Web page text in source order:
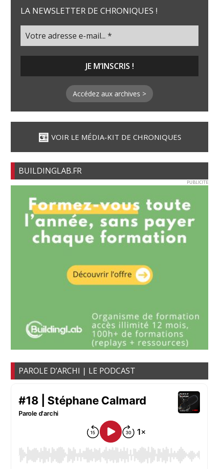
LA NEWSLETTER DE CHRONIQUES !
Accédez aux archives >
VOIR LE MÉDIA-KIT DE CHRONIQUES
BUILDINGLAB.FR
PUBLICITE
PAROLE D’ARCHI | LE PODCAST